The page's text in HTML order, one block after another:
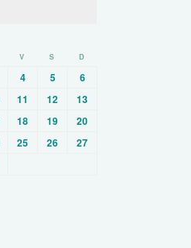
V S D
4 5
6
11 12
13
18 19
20
25 26
27